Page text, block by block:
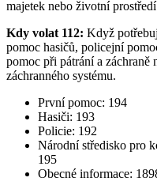
majetek nebo životní
Kdy volat 112: Když
pomoc hasičů, policejní
pomoc při pátrání a záchraně
záchranného systému.
První pomoc: 194
Hasiči: 193
Policie: 192
Národní středisko pro
195
Obecné informace: